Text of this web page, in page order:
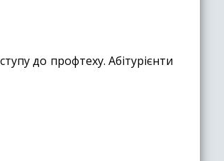
до профтеху. Абітурієнти